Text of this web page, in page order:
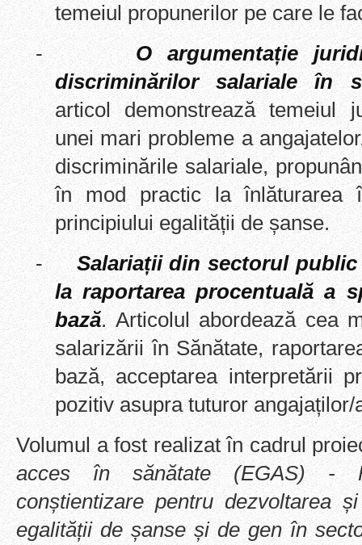
temeiul propunerilor pe care le
-
O argumentație
discriminărilor salariale în
articol demonstrează temeiul
unei mari probleme a
discriminările salariale,
în mod practic la înlăturarea
principiului egalității de șanse.
-
Salariații din sectorul
la raportarea procentuală a
bază. Articolul abordează cea
salarizării în Sănătate,
bază, acceptarea interpretării
pozitiv asupra tuturor angajaților/
Volumul a fost realizat în cadrul
acces în sănătate (EGAS) -
conștientizare pentru dezvoltarea
egalității de șanse și de gen în